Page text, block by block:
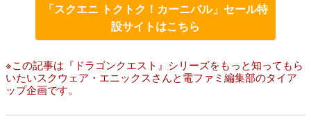
「スクエニ トクトク！カーニバル」セール特
設サイトはこちら
※この記事は『ドラゴンクエスト』シリーズをもっと知ってもら
いたいスクウェア・エニックスさんと電ファミ編集部のタイア
ップ企画です。